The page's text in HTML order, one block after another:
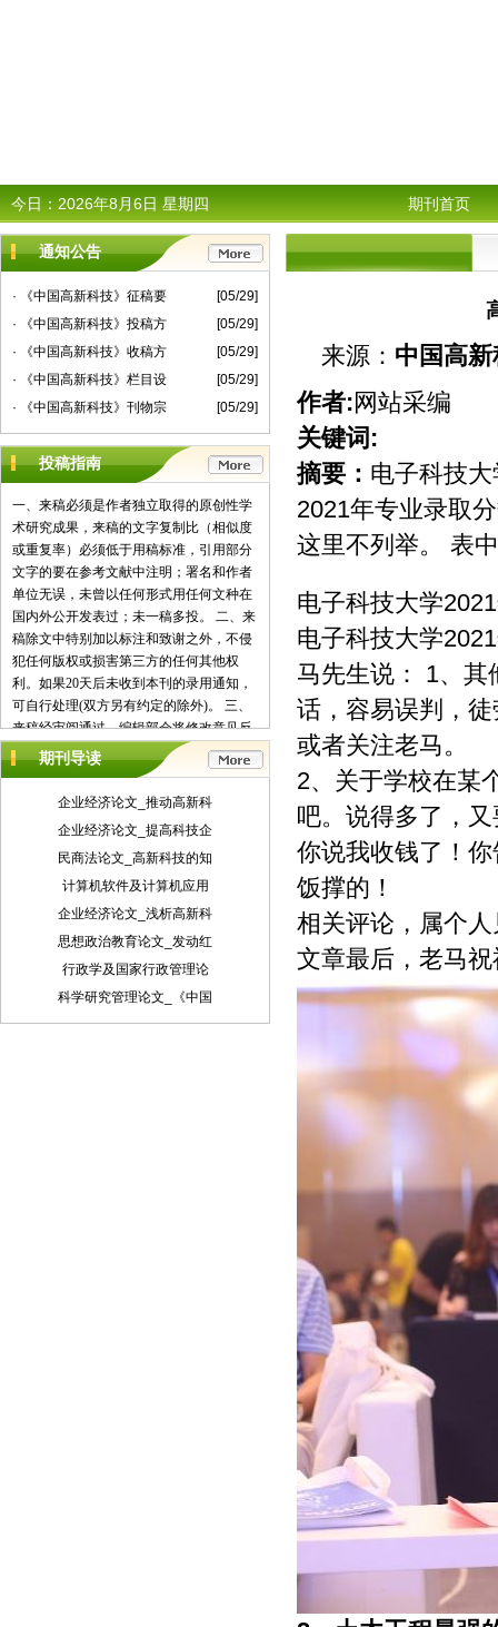
今日： 2026年8月6日 星期四 期刊首页
通知公告
· 《中国高新科技》征稿要
[05/29]
· 《中国高新科技》投稿方
[05/29]
· 《中国高新科技》收稿方
[05/29]
· 《中国高新科技》栏目设
[05/29]
· 《中国高新科技》刊物宗
[05/29]
投稿指南
一、来稿必须是作者独立取得的原创性学
术研究成果，来稿的文字复制比（相似度
或重复率）必须低于用稿标准，引用部分
文字的要在参考文献中注明；署名和作者
单位无误，未曾以任何形式用任何文种在
国内外公开发表过；未一稿多投。 二、来
稿除文中特别加以标注和致谢之外，不侵
犯任何版权或损害第三方的任何其他权
利。如果20天后未收到本刊的录用通知，
可自行处理(双方另有约定的除外)。 三、
来稿经审阅通过，编辑部会将修改意见反
馈给您，您应在收到通知7天内提交修改
稿。作者享有引用和复制该文的权利及著
作权法的其它权利。 四、一般来说，4500
文章，不能说清问题，很难保证学术质
量，本刊恕不受理。 五、论文格式及要
素：标题、作者、工作单位全称(院系处
室)、摘要、关键词、正文、注释、参考文
查看参考文献格式示例)、作者简介(100字
内)、联系方式(通信地址、邮编、电话、
电子信箱)。 六、处理流程：（1） 通过电
期刊导读
企业经济论文_推动高新科
企业经济论文_提高科技企
民商法论文_高新科技的知
计算机软件及计算机应用
企业经济论文_浅析高新科
思想政治教育论文_发动红
行政学及国家行政管理论
科学研究管理论文_《中国
来源： 中国高
作者:网站采编
关键词:
摘要： 电子科技
2021年专业录取
这里不列举。 表中
电子科技大学
电子科技大学
马先生说： 1、
话，容易误判，
或者关注老马。
2、关于学校在某
吧。说得多了，
你说我收钱了！
饭撑的！
相关评论，属个
文章最后，老马